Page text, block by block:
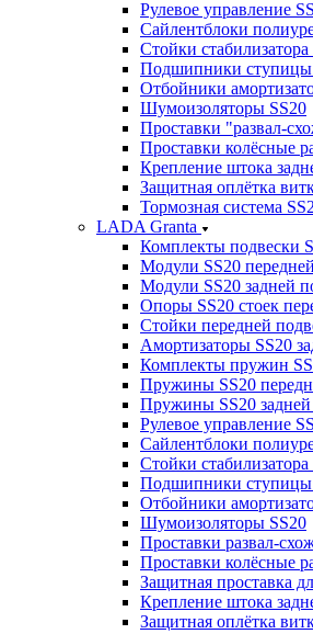
Рулевое управление
Сайлентблоки
Стойки стабилизатора
Подшипники ступицы
Отбойники
Шумоизоляторы SS20
Проставки "развал-
Проставки колёсные
Крепление штока
Защитная оплётка
Тормозная система
LADA Granta
Комплекты подвески
Модули SS20
Модули SS20 задней
Опоры SS20 стоек
Стойки передней
Амортизаторы SS20
Комплекты пружин
Пружины SS20
Пружины SS20 задней
Рулевое управление
Сайлентблоки
Стойки стабилизатора
Подшипники ступицы
Отбойники
Шумоизоляторы SS20
Проставки развал-
Проставки колёсные
Защитная проставка
Крепление штока
Защитная оплётка